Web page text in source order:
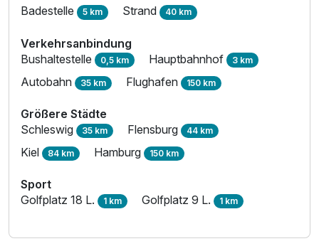
Badestelle 5 km Strand 40 km
Verkehrsanbindung
Bushaltestelle 0,5 km Hauptbahnhof 3 km
Autobahn 35 km Flughafen 150 km
Größere Städte
Schleswig 35 km Flensburg 44 km
Kiel 84 km Hamburg 150 km
Sport
Golfplatz 18 L. 1 km Golfplatz 9 L. 1 km